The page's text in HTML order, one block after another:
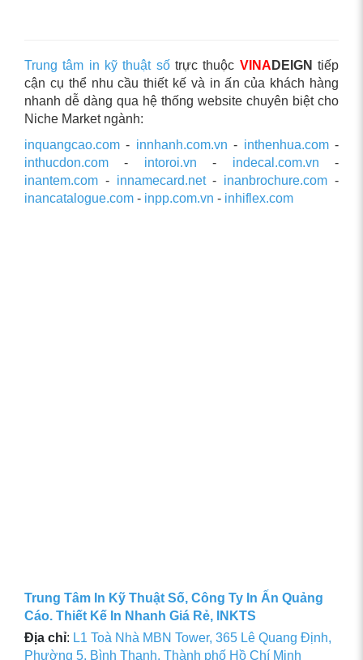
Trung tâm in kỹ thuật sốtrực thuộc VINA DEIGN tiếp
cận cụ thể nhu cầu thiết kế và in ấn của khách hàng
nhanh dễ dàng qua hệ thống website chuyên biệt cho
Niche Market ngành:
inquangcao.com - innhanh.com.vn - inthenhua.com-
inthucdon.com - intoroi.vn - indecal.com.vn -
inantem.com - innamecard.net- inanbrochure.com -
inancatalogue.com - inpp.com.vn - inhiflex.com
Trung Tâm In Kỹ Thuật Số, Công Ty In Ấn Quảng
Cáo. Thiết Kế In Nhanh Giá Rẻ, INKTS
Địa chỉ: L1 Toà Nhà MBN Tower, 365 Lê Quang Định,
Phường 5, Bình Thạnh, Thành phố Hồ Chí Minh